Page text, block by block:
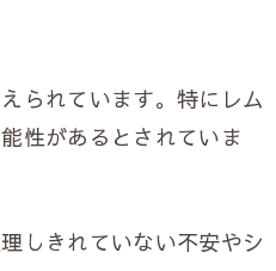
られています。特にレム
性があるとされていま
しきれていない不安やシ